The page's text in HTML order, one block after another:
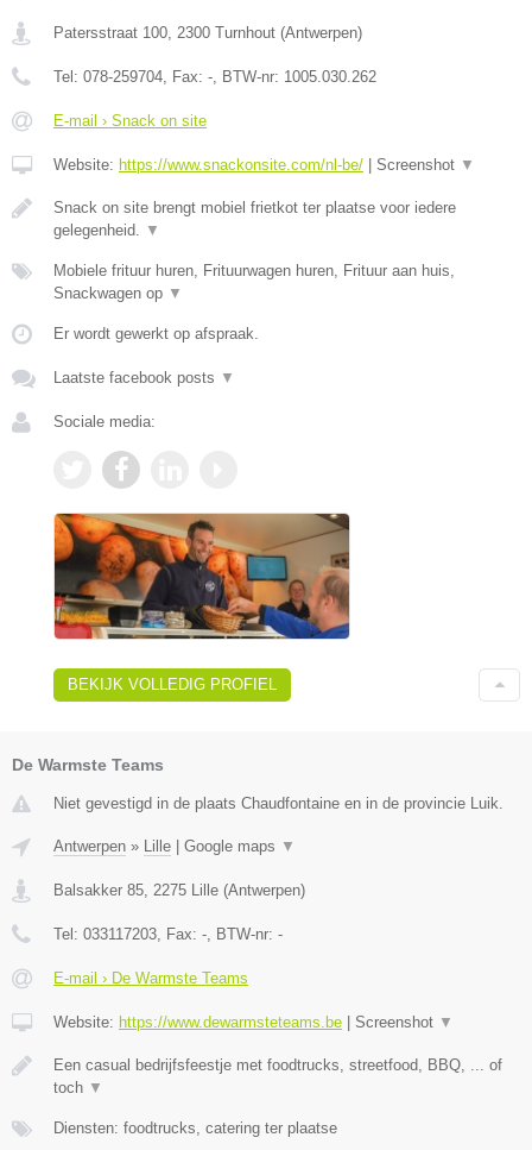
Patersstraat 100 2300 Turnhout (Antwerpen)
Tel: 078-259704 , Fax: - , BTW-nr: 1005.030.262
E-mail › Snack on site
Website: https://www.snackonsite.com/nl-be/ | Screenshot ▼
Snack on site brengt mobiel frietkot ter plaatse voor iedere
gelegenheid.
▼
Mobiele frituur huren, Frituurwagen huren, Frituur aan huis,
Snackwagen op ▼
Er wordt gewerkt op afspraak.
Laatste facebook posts ▼
Sociale media:
BEKIJK VOLLEDIG PROFIEL
De Warmste Teams
Niet gevestigd in de plaats Chaudfontaine en in de provincie Luik.
Antwerpen » Lille | Google maps ▼
Balsakker 85 2275 Lille (Antwerpen)
Tel: 033117203 , Fax: - , BTW-nr: -
E-mail › De Warmste Teams
Website: https://www.dewarmsteteams.be | Screenshot ▼
Een casual bedrijfsfeestje met foodtrucks, streetfood, BBQ, ... of
toch ▼
Diensten: foodtrucks, catering ter plaatse